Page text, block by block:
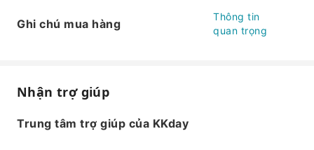
Ghi chú mua hàng
Thông tin
quan trọng
Nhận trợ giúp
Trung tâm trợ giúp của KKday